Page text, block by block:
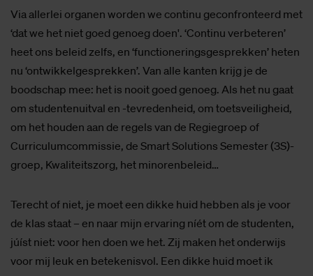
Via allerlei organen worden we continu geconfronteerd met
‘dat we het niet goed genoeg doen'. ‘Continu verbeteren’
heet ons beleid zelfs, en ‘functioneringsgesprekken’ heten
nu ‘ontwikkelgesprekken’. Van alle kanten krijg je de
boodschap mee: het is nooit goed genoeg. Als het nu gaat
om studentenuitval en -tevredenheid, om toetsveiligheid,
om het houden aan de regels van de Regiegroep of
Curriculumcommissie, de Smart Solutions Semester (3S)-
groep, Kwaliteitszorg, het minorenbeleid…
Terecht of niet, je moet een dikke huid hebben als je voor
de klas staat – en naar mijn ervaring níét om de studenten,
júíst niet: voor hen doen we het. Zij maken het onderwijs
voor mij leuk en betekenisvol. Een dikke huid moet ik